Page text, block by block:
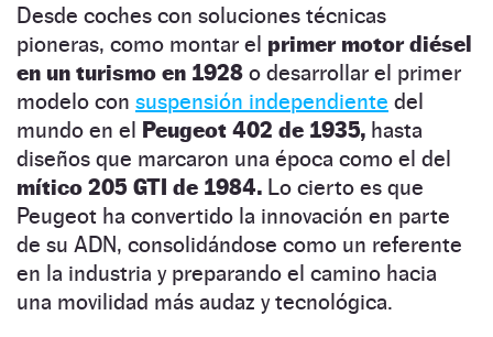
Desde coches con soluciones técnicas
pioneras, como montar el primer motor diésel
en un turismo en 1928 o desarrollar el primer
modelo con suspensión independiente del
mundo en el Peugeot 402 de 1935, hasta
diseños que marcaron una época como el del
mítico 205 GTI de 1984. Lo cierto es que
Peugeot ha convertido la innovación en parte
de su ADN, consolidándose como un referente
en la industria y preparando el camino hacia
una movilidad más audaz y tecnológica.